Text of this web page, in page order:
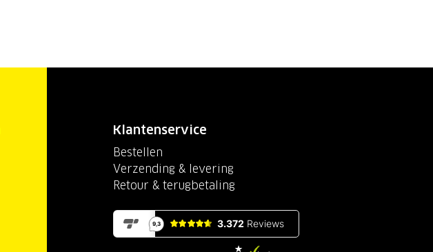
Klantenservice
Bestellen
Verzending & levering
Retour & terugbetaling